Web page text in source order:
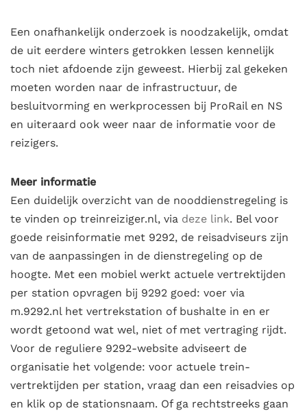
Een onafhankelijk onderzoek is noodzakelijk, omdat
de uit eerdere winters getrokken lessen kennelijk
toch niet afdoende zijn geweest. Hierbij zal gekeken
moeten worden naar de infrastructuur, de
besluitvorming en werkprocessen bij ProRail en NS
en uiteraard ook weer naar de informatie voor de
reizigers.
Meer informatie
Een duidelijk overzicht van de nooddienstregeling is
te vinden op treinreiziger.nl, via deze link. Bel voor
goede reisinformatie met 9292, de reisadviseurs zijn
van de aanpassingen in de dienstregeling op de
hoogte. Met een mobiel werkt actuele vertrektijden
per station opvragen bij 9292 goed: voer via
m.9292.nl het vertrekstation of bushalte in en er
wordt getoond wat wel, niet of met vertraging rijdt.
Voor de reguliere 9292-website adviseert de
organisatie het volgende: voor actuele trein-
vertrektijden per station, vraag dan een reisadvies op
en klik op de stationsnaam. Of ga rechtstreeks gaan